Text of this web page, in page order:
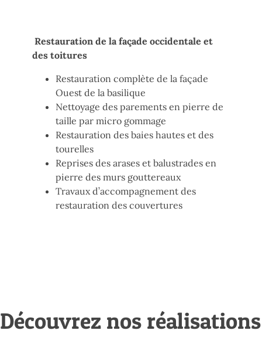
Restauration de la façade occidentale et
des toitures
Restauration complète de la façade
Ouest de la basilique
Nettoyage des parements en pierre de
taille par micro gommage
Restauration des baies hautes et des
tourelles
Reprises des arases et balustrades en
pierre des murs gouttereaux
Travaux d’accompagnement des
restauration des couvertures
Découvrez nos réalisations